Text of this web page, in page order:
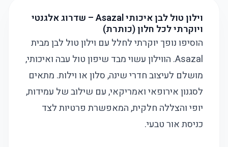
וילון טול לבן איכותי Asazal – שדרוג אלגנטי
ויוקרתי לכל חלון (כותרת)
הוסיפו נופך יוקרתי לחלל עם וילון טול לבן מבית
Asazal. הווילון עשוי מבד שיפון טול עבה ואיכותי,
מושלם לעיצוב חדרי שינה, סלון או וילות. מתאים
לסגנון אירופאי ואמריקאי, עם שילוב של עמידות,
יופי והצללה חלקית, המאפשרת פרטיות לצד
כניסת אור טבעי.